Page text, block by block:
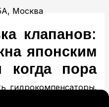
Москва
клапанов:
японским
когда пора
гидрокомпенсаторы.